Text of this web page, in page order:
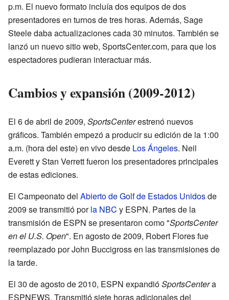
p.m. El nuevo formato incluía dos equipos de dos
presentadores en turnos de tres horas. Además, Sage
Steele daba actualizaciones cada 30 minutos. También se
lanzó un nuevo sitio web, SportsCenter.com, para que los
espectadores pudieran interactuar más.
Cambios y expansión (2009-2012)
El 6 de abril de 2009, SportsCenterestrenó nuevos
gráficos. También empezó a producir su edición de la 1:00
a.m. (hora del este) en vivo desde Los Ángeles. Neil
Everett y Stan Verrett fueron los presentadores principales
de estas ediciones.
El Campeonato del Abierto de Golf de Estados Unidosde
2009 se transmitió porla NBC y ESPN. Partes de la
transmisión de ESPN se presentaron como "SportsCenter
en el U.S. Open". En agosto de 2009, Robert Flores fue
reemplazado por John Buccigross en las transmisiones de
la tarde.
El 30 de agosto de 2010, ESPN expandióSportsCentera
ESPNEWS. Transmitió siete horas adicionales del